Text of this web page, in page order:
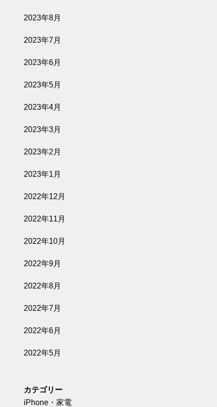
2023年8月
2023年7月
2023年6月
2023年5月
2023年4月
2023年3月
2023年2月
2023年1月
2022年12月
2022年11月
2022年10月
2022年9月
2022年8月
2022年7月
2022年6月
2022年5月
カテゴリー
iPhone・家電